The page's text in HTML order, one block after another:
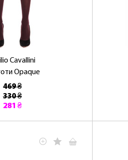
Cavallini
Opaque
469 ₴
330 ₴
281 ₴
ПРОСИМО ДО
ПРИВІТНИЙ БОНУС - ЗНИЖКУ